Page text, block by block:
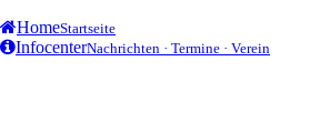
HomeStartseite
InfocenterNachrichten · Termine · Verein